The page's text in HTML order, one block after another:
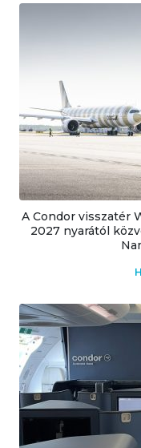
A Condor visszatér
2027 nyarától